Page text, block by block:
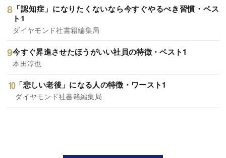
「認知症」になりたくないなら今すぐやるべき習慣・ベス
ト1
ダイヤモンド社書籍編集局
今すぐ昇進させたほうがいい社員の特徴・ベスト1
本田淳也
「悲しい老後」になる人の特徴・ワースト1
ダイヤモンド社書籍編集局